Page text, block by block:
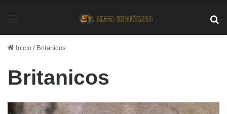
Inicio / Britanicos
Britanicos